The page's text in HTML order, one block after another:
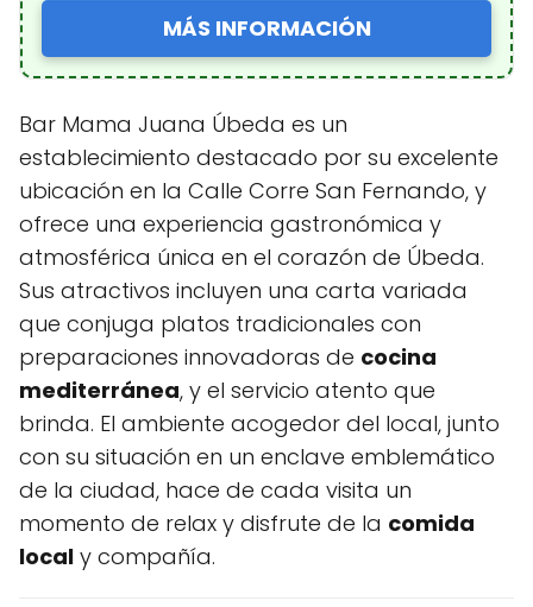
MÁS INFORMACIÓN
Bar Mama Juana Úbeda es un
establecimiento destacado por su excelente
ubicación en la Calle Corre San Fernando, y
ofrece una experiencia gastronómica y
atmosférica única en el corazón de Úbeda.
Sus atractivos incluyen una carta variada
que conjuga platos tradicionales con
preparaciones innovadoras de cocina
mediterránea, y el servicio atento que
brinda. El ambiente acogedor del local, junto
con su situación en un enclave emblemático
de la ciudad, hace de cada visita un
momento de relax y disfrute de la comida
local y compañía.